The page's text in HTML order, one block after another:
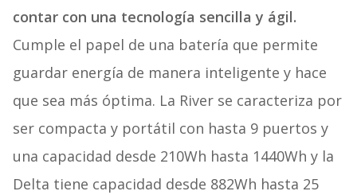
contar con una tecnología sencilla y ágil.
Cumple el papel de una batería que permite
guardar energía de manera inteligente y hace
que sea más óptima. La River se caracteriza por
ser compacta y portátil con hasta 9 puertos y
una capacidad desde 210Wh hasta 1440Wh y la
Delta tiene capacidad desde 882Wh hasta 25